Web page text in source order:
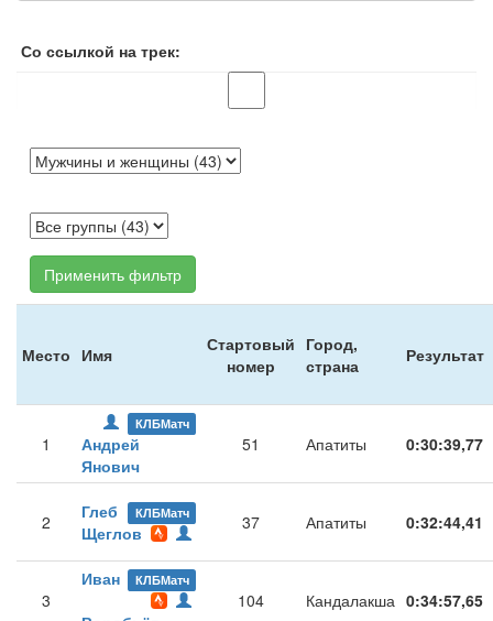
Со ссылкой на трек:
Применить фильтр
Место Имя
Стартовый
номер
Город,
страна
Результат
1
КЛБМатч
Андрей
Янович
51 Апатиты 0:30:39,77
2 КЛБМатч
Глеб
Щеглов
37 Апатиты 0:32:44,41
3
КЛБМатч
Иван
104 Кандалакша 0:34:57,65